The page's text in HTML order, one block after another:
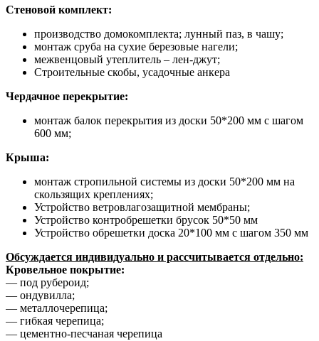
Стеновой комплект:
производство домокомплекта; лунный паз, в чашу;
монтаж сруба на сухие березовые нагели;
межвенцовый утеплитель – лен-джут;
Строительные скобы, усадочные анкера
Чердачное перекрытие:
монтаж балок перекрытия из доски 50*200 мм с шагом
600 мм;
Крыша:
монтаж стропильной системы из доски 50*200 мм на
скользящих креплениях;
Устройство ветровлагозащитной мембраны;
Устройство контробрешетки брусок 50*50 мм
Устройство обрешетки доска 20*100 мм с шагом 350 мм
Обсуждается индивидуально и рассчитывается отдельно:
Кровельное покрытие:
— под рубероид;
— ондувилла;
— металлочерепица;
— гибкая черепица;
— цементно-песчаная черепица